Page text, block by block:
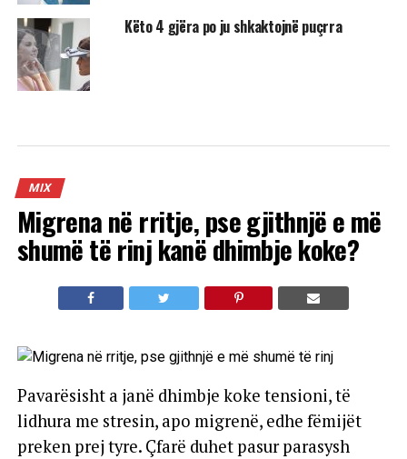
Këto 4 gjëra po ju shkaktojnë puçrra
MIX
Migrena në rritje, pse gjithnjë e më
shumë të rinj kanë dhimbje koke?
Pavarësisht a janë dhimbje koke tensioni, të
lidhura me stresin, apo migrenë, edhe fëmijët
preken prej tyre. Çfarë duhet pasur parasysh